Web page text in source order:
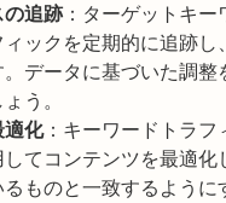
追跡：ターゲットキー
ックを定期的に追跡し
データに基づいた調整
う。
適化：キーワードトラフ
てコンテンツを最適化
ものと一致するように